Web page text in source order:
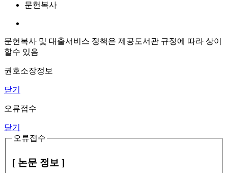
문헌복사
문헌복사 및 대출서비스 정책은 제공도서관 규정에 따라 상이
할수 있음
권호소장정보
닫기
오류접수
닫기
오류접수
[ 논문 정보 ]